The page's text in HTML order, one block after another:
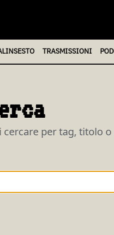
TRASMISSIONI
per tag, titolo